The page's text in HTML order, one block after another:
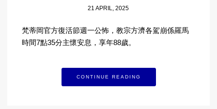
21 APRIL, 2025
梵蒂岡官方復活節週一公怖，教宗方濟各駕崩係羅馬
時間7點35分主懷安息，享年88歲。
CONTINUE READING